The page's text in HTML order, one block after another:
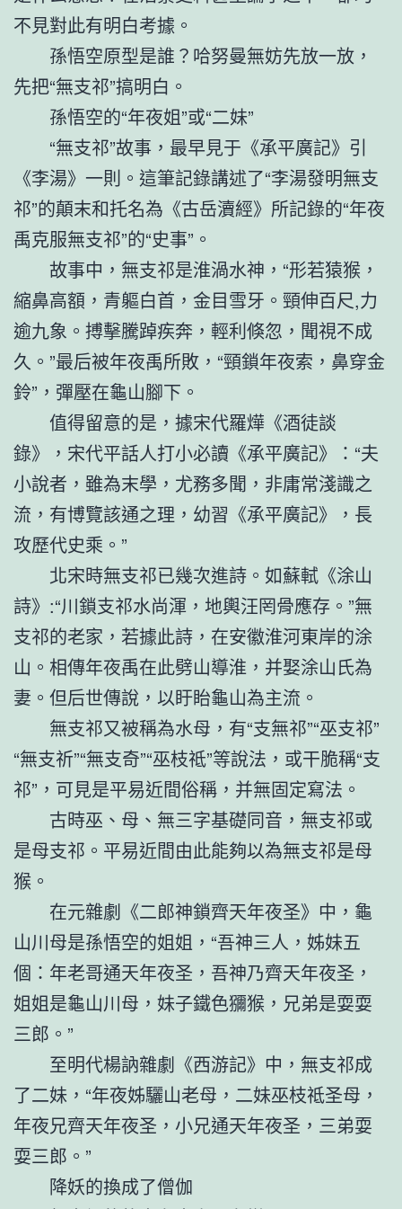
不見對此有明白考據。
孫悟空原型是誰？哈努曼無妨先放一放，
先把“無支祁”搞明白。
孫悟空的“年夜姐”或“二妹”
“無支祁”故事，最早見于《承平廣記》引
《李湯》一則。這筆記錄講述了“李湯發明無支
祁”的顛末和托名為《古岳瀆經》所記錄的“年夜
禹克服無支祁”的“史事”。
故事中，無支祁是淮渦水神，“形若猿猴，
縮鼻高額，青軀白首，金目雪牙。頸伸百尺,力
逾九象。搏擊騰踔疾奔，輕利倏忽，聞視不成
久。”最后被年夜禹所敗，“頸鎖年夜索，鼻穿金
鈴”，彈壓在龜山腳下。
值得留意的是，據宋代羅燁《酒徒談
錄》，宋代平話人打小必讀《承平廣記》：“夫
小說者，雖為末學，尤務多聞，非庸常淺識之
流，有博覽該通之理，幼習《承平廣記》，長
攻歷代史乘。”
北宋時無支祁已幾次進詩。如蘇軾《涂山
詩》:“川鎖支祁水尚渾，地輿汪罔骨應存。”無
支祁的老家，若據此詩，在安徽淮河東岸的涂
山。相傳年夜禹在此劈山導淮，并娶涂山氏為
妻。但后世傳說，以盱眙龜山為主流。
無支祁又被稱為水母，有“支無祁”“巫支祁”
“無支祈”“無支奇”“巫枝祗”等說法，或干脆稱“支
祁”，可見是平易近間俗稱，并無固定寫法。
古時巫、母、無三字基礎同音，無支祁或
是母支祁。平易近間由此能夠以為無支祁是母
猴。
在元雜劇《二郎神鎖齊天年夜圣》中，龜
山川母是孫悟空的姐姐，“吾神三人，姊妹五
個：年老哥通天年夜圣，吾神乃齊天年夜圣，
姐姐是龜山川母，妹子鐵色獼猴，兄弟是耍耍
三郎。”
至明代楊訥雜劇《西游記》中，無支祁成
了二妹，“年夜姊驪山老母，二妹巫枝祗圣母，
年夜兄齊天年夜圣，小兄通天年夜圣，三弟耍
耍三郎。”
降妖的換成了僧伽